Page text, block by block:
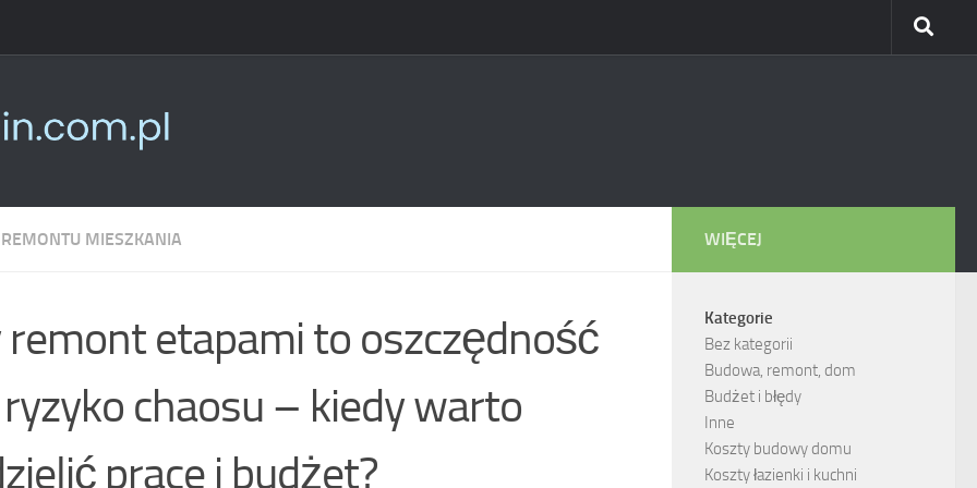
MIESZKANIA
remont etapami to oszczędność
chaosu – kiedy warto
prace i budżet?
WIĘCEJ
Kategorie
Bez kategorii
Budowa, remont, dom
Budżet i błędy
Inne
Koszty budowy domu
Koszty łazienki i kuchni